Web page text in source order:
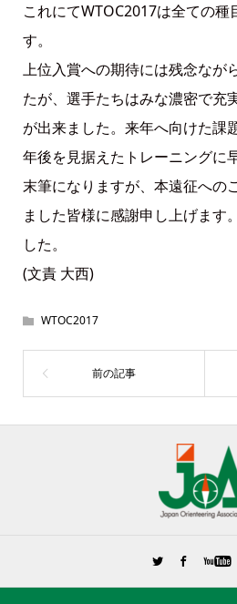
これにてWTOC2017は全ての種
す。
上位入賞への期待には残念なが
たが、選手たちはみな濃密で充
が出来ました。来年へ向けた課
年後を見据えたトレーニングに
末筆になりますが、本遠征への
ました皆様に感謝申し上げます
した。
(文責 大西)
WTOC2017